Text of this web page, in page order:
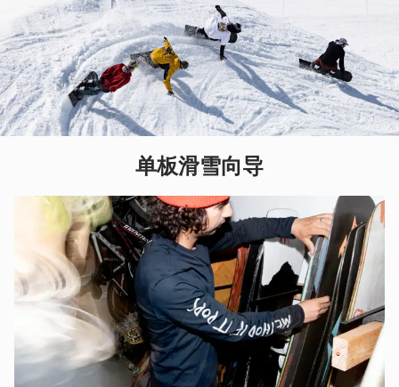
单板滑雪向导